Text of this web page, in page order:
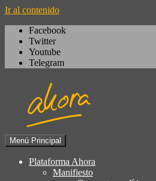
Ir al contenido
Facebook
Twitter
Youtube
Telegram
Plataforma Ahora
socialdemocracia,
Menú Principal
Plataforma Ahora
Manifiesto